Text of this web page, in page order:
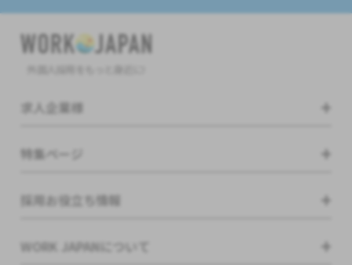
求人企業様
特集ページ
採用お役立ち情報
WORK JAPANについて